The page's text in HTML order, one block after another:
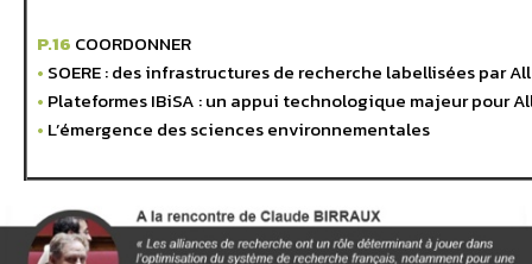
P.16 COORDONNER
• SOERE : des infrastructures de recherche labellisées par
• Plateformes IBiSA : un appui technologique majeur pour
• L’émergence des sciences environnementales